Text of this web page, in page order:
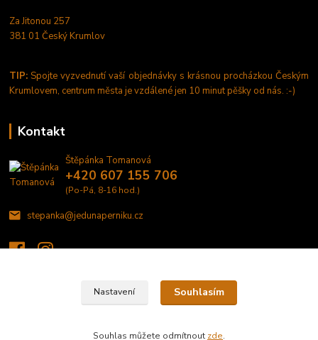
Za Jitonou 257
381 01 Český Krumlov
TIP: Spojte vyzvednutí vaší objednávky s krásnou procházkou Českým
Krumlovem, centrum města je vzdálené jen 10 minut pěšky od nás. :-)
Kontakt
Štěpánka Tomanová
+420 607 155 706
(Po-Pá, 8-16 hod.)
stepanka@jedunaperniku.cz
fondánové listy
Nastavení Souhlasím
Souhlas můžete odmítnout zde.